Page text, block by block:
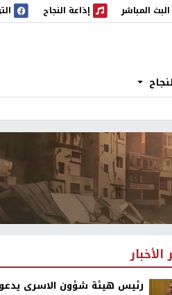
البث المباشر إذاعة النجاح
إذاعة النجاح
الأخبار
رئيس هيئة شؤون الاسرى